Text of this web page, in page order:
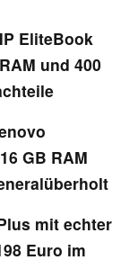
EliteBook
und 400
GB RAM
mit echter
Euro im